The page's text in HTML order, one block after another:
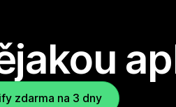
zdarma na 3 dny